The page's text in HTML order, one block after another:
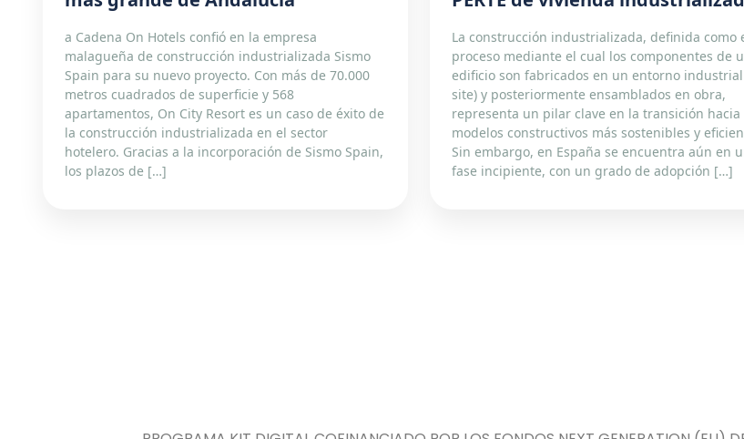
a Cadena On Hotels confió en la empresa
malagueña de construcción industrializada Sismo
Spain para su nuevo proyecto. Con más de 70.000
metros cuadrados de superficie y 568
apartamentos, On City Resort es un caso de éxito de
la construcción industrializada en el sector
hotelero. Gracias a la incorporación de Sismo Spain,
los plazos de […]
La construcción industrializada, definida como
proceso mediante el cual los componentes de
edificio son fabricados en un entorno
site) y posteriormente ensamblados en obra,
representa un pilar clave en la transición hacia
modelos constructivos más sostenibles y
Sin embargo, en España se encuentra aún en
fase incipiente, con un grado de adopción […]